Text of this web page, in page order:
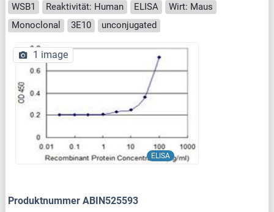
WSB1 Reaktivität: Human ELISA
Wirt: Maus
Monoclonal
3E10 unconjugated
ELISA
1 image
Produktnummer ABIN525593